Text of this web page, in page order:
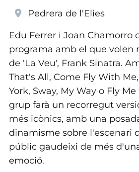
Pedrera de l'Elies
Edu Ferrer i Joan Chamorro
programa amb el que volen
de 'La Veu', Frank Sinatra.
That's All, Come Fly With
York, Sway, My Way o Fly
grup farà un recorregut
més icònics, amb una
dinamisme sobre l'escenari
públic gaudeixi de més
emoció.